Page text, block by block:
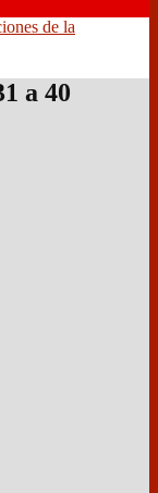
de la
a 40